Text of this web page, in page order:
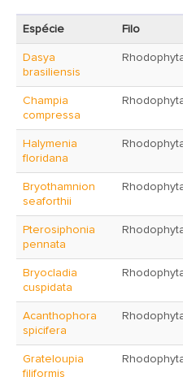
Espécie Filo
Dasya
brasiliensis
Champia
compressa
Halymenia
floridana
Bryothamnion
seaforthii
Pterosiphonia
pennata
Bryocladia
cuspidata
Acanthophora
spicifera
Grateloupia
filiformis